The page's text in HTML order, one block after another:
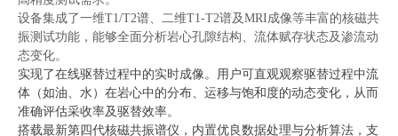
设备集成了一维T1/T2谱、二维T1-T2谱及MRI成像等丰富的核磁共
振测试功能，能够全面分析岩心孔隙结构、流体赋存状态及渗流动
态变化。
实现了在线驱替过程中的实时成像 。用户可直观观察驱替过程中流
体（如油、水）在岩心中的分布、运移与饱和度的动态变化，从而
准确评估采收率及驱替效率。
搭载最新第四代核磁共振谱仪 ，内置优良数据处理与分析算法，支